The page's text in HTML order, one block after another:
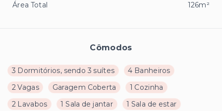
Cômodos
3 Dormitórios, sendo 3 suítes
4 Banheiros
2 Vagas
Garagem Coberta
1 Cozinha
2 Lavabos
1 Sala de jantar
1 Sala de estar
Área Total
126m²